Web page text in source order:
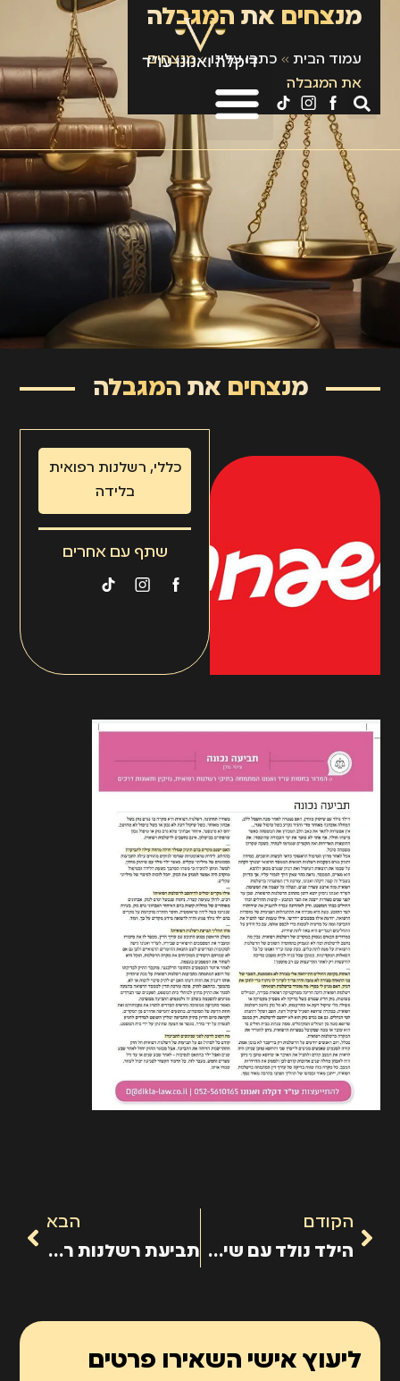
מנצחים את המגבלה
עמוד הבית» כתבו עלינו»מנצחים
את המגבלה
מנצחים את המגבלה
כללי, רשלנות רפואית
בלידה
שתף עם אחרים
הקודם
הילד נולד עם שיתוק מוחין, האם נפטרה
הבא
תביעת רשלנות רפואית בלידה
ליעוץ אישי השאירו פרטים